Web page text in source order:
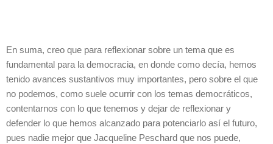
En suma, creo que para reflexionar sobre un tema que es
fundamental para la democracia, en donde como decía, hemos
tenido avances sustantivos muy importantes, pero sobre el que
no podemos, como suele ocurrir con los temas democráticos,
contentarnos con lo que tenemos y dejar de reflexionar y
defender lo que hemos alcanzado para potenciarlo así el futuro,
pues nadie mejor que Jacqueline Peschard que nos puede,